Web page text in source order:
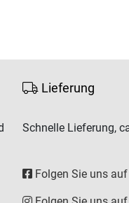
Lieferung
Schnelle Lieferung,
Folgen Sie uns